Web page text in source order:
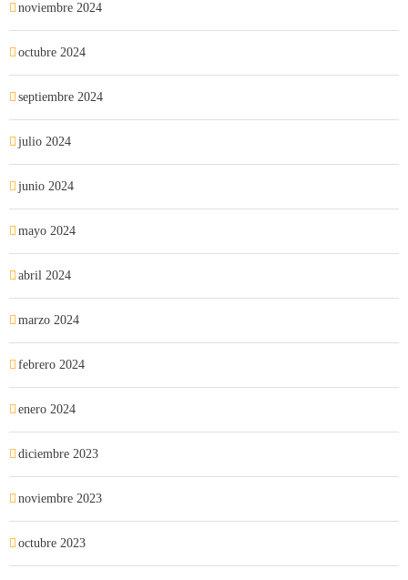
noviembre 2024
octubre 2024
septiembre 2024
julio 2024
junio 2024
mayo 2024
abril 2024
marzo 2024
febrero 2024
enero 2024
diciembre 2023
noviembre 2023
octubre 2023